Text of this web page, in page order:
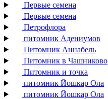
Первые семена
Первые семена
Петрофлора
питомник Адениумов
Питомник Аннабель
Питомник в Чашниково
Питомник и точка
питомник Йошкар Ола
питомник Йошкар Ола